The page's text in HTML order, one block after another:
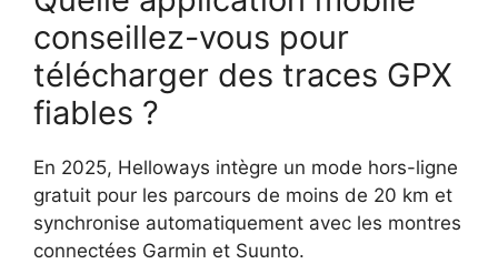
conseillez-vous pour
télécharger des traces GPX
fiables ?
En 2025, Helloways intègre un mode hors-ligne
gratuit pour les parcours de moins de 20 km et
synchronise automatiquement avec les montres
connectées Garmin et Suunto.